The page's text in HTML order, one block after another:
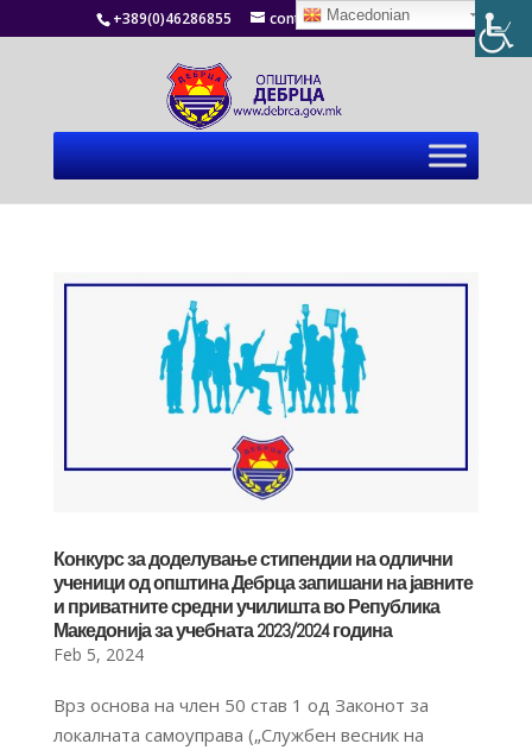
+389(0)46286855 contact@debrca.gov.mk
Конкурс за доделување стипендии на одлични
ученици од општина Дебрца запишани на јавните
и приватните средни училишта во Република
Македонија за учебната 2023/2024 година
Feb 5, 2024
Врз основа на член 50 став 1 од Законот за
локалната самоуправа („Службен весник на
Macedonian